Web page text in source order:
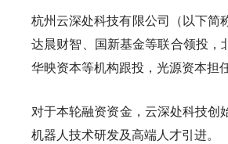
杭州云深处科技有限公司（以下简
达晨财智、国新基金等联合领投，
华映资本等机构跟投，光源资本担
对于本轮融资资金， 云深处科技创
机器人技术研发及高端人才引进。